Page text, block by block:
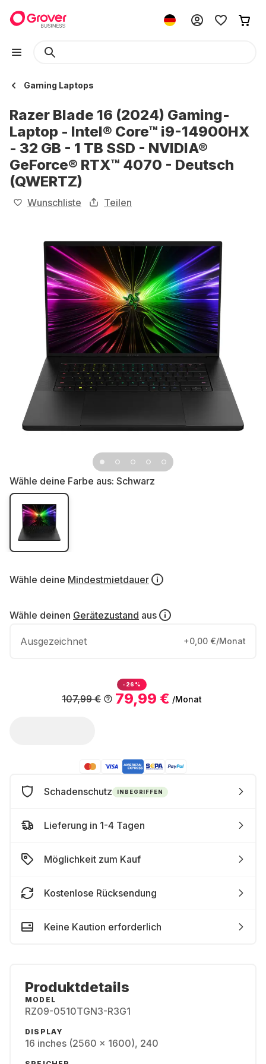
Gaming Laptops
Razer Blade 16 (2024) Gaming-
Laptop - Intel® Core™ i9-14900HX
- 32 GB - 1 TB SSD - NVIDIA®
GeForce® RTX™ 4070 - Deutsch
(QWERTZ)
Wunschliste Teilen
Wähle deine Farbe aus: Schwarz
Wähle deine Mindestmietdauer
Wähle deinen Gerätezustand aus
Ausgezeichnet +0,00 €/Monat
-26%
79,99 € /Monat
107,99 €
Schadenschutz INBEGRIFFEN
Lieferung in 1-4 Tagen
Möglichkeit zum Kauf
Kostenlose Rücksendung
Keine Kaution erforderlich
Produktdetails
MODEL
RZ09-0510TGN3-R3G1
DISPLAY
16 inches (2560 x 1600), 240